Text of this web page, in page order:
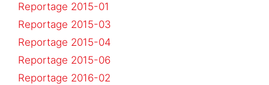
Reportage 2015-01
Reportage 2015-03
Reportage 2015-04
Reportage 2015-06
Reportage 2016-02